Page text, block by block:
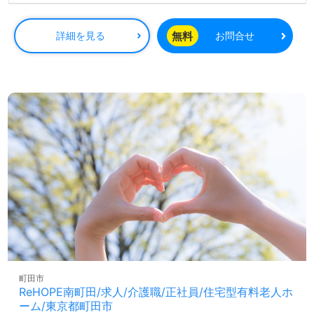
さらに、全国規模での求人情報を提供するウィルオブ介護
では、転職相談や求人紹介、年収交渉といったサービスを
完全無料で利用できます。非公開求人も取り扱っており、
のサポート体制が整っていますので、ぜひお気軽にお問い
合わせください。
詳細を見る 無料 お問合せ
ReHOPE南町田/求人/介護職/正社員/住宅型有料老人ホ
ーム/東京都町田市
町田市